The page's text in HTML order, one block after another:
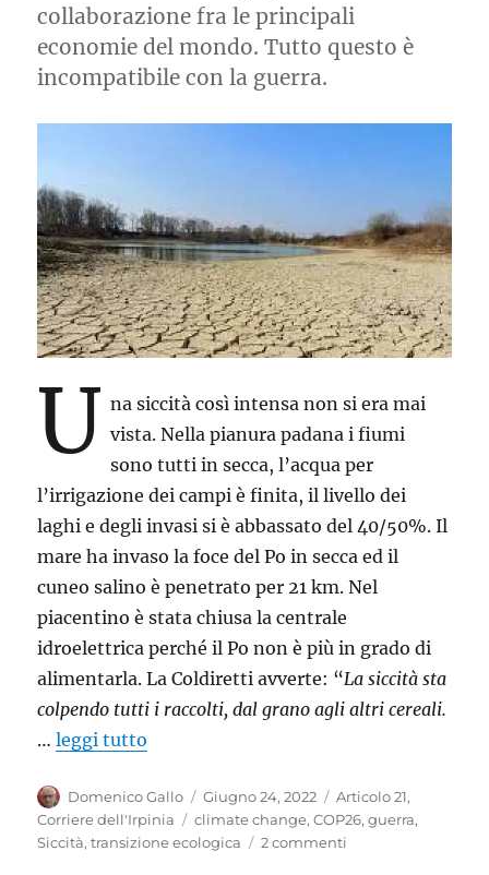
collaborazione fra le principali
economie del mondo. Tutto questo è
incompatibile con la guerra.
U na siccità così intensa non si era mai
vista. Nella pianura padana i fiumi
sono tutti in secca, l’acqua per
l’irrigazione dei campi è finita, il livello dei
laghi e degli invasi si è abbassato del 40/50%. Il
mare ha invaso la foce del Po in secca ed il
cuneo salino è penetrato per 21 km. Nel
piacentino è stata chiusa la centrale
idroelettrica perché il Po non è più in grado di
alimentarla. La Coldiretti avverte: “La siccità sta
colpendo tutti i raccolti, dal grano agli altri cereali.
…leggi tutto
Autore
Domenico Gallo
Pubblicato
il
Giugno 24, 2022 Categorie
Articolo 21,
Corriere dell'Irpinia
Tag
climate change,COP26,guerra,
Siccità,transizione ecologica 2 commenti